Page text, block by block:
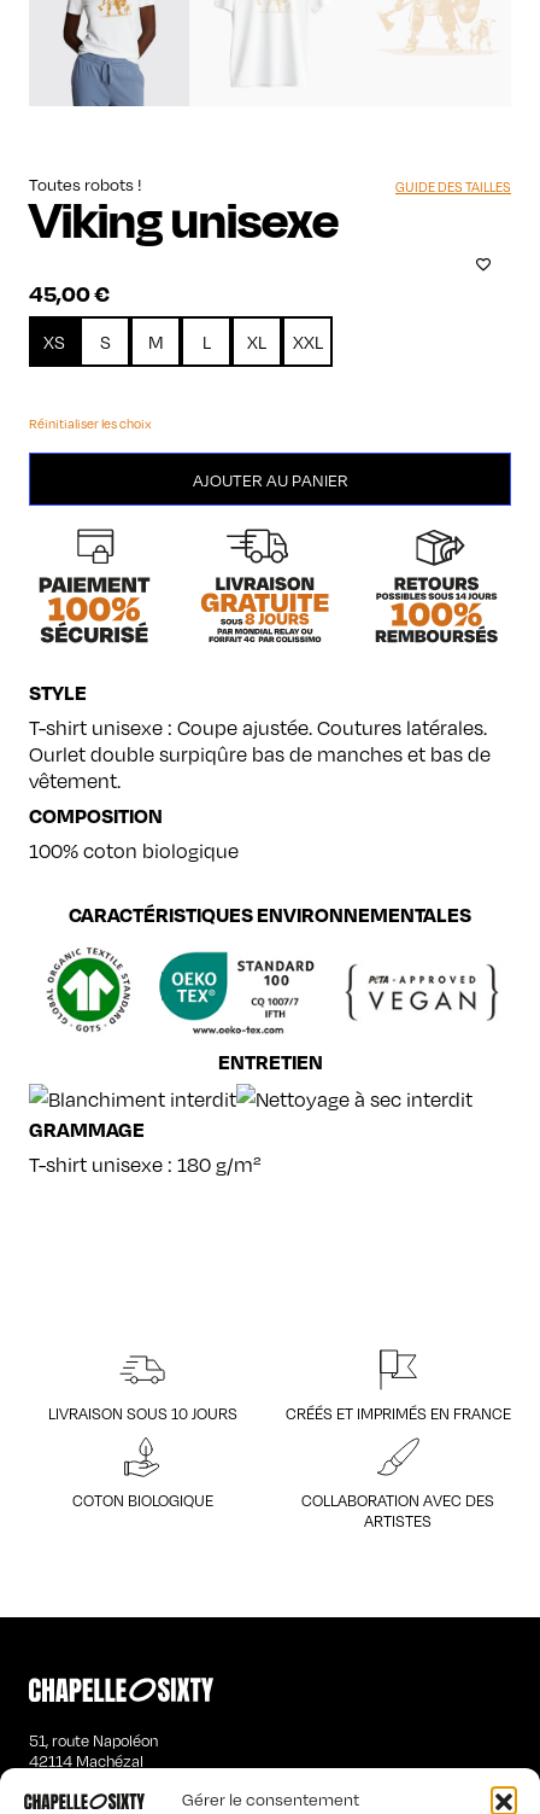
Gérer le consentement
Toutes robots !
Viking unisexe
45,00€
GUIDE DES TAILLES
XS S M L XL XXL
Réinitialiser les choix
unisexe
AJOUTER AU PANIER
STYLE
T-shirt unisexe : Coupe ajustée. Coutures latérales.
Ourlet double surpiqûre bas de manches et bas de
vêtement.
COMPOSITION
100% coton biologique
CARACTÉRISTIQUES ENVIRONNEMENTALES
ENTRETIEN
GRAMMAGE
T-shirt unisexe : 180 g/m²
LIVRAISON SOUS 10 JOURS CRÉÉS ET IMPRIMÉS EN FRANCE
COTON BIOLOGIQUE
COLLABORATION AVEC DES
ARTISTES
51, route Napoléon
42114 Machézal
contact@chapelle-sixty.fr